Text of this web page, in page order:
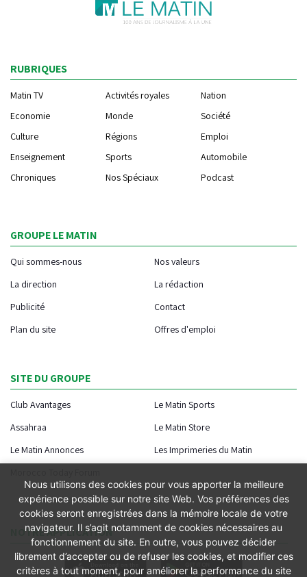
RUBRIQUES
Matin TV Activités royales
Nation
Economie
Monde
Société
Culture
Régions
Emploi
Enseignement
Sports
Automobile
Chroniques
Nos Spéciaux Podcast
GROUPE LE MATIN
Qui sommes-nous
Nos valeurs
La direction
La rédaction
Publicité
Contact
Plan du site
Offres d'emploi
SITE DU GROUPE
Club Avantages
Le Matin Sports
Assahraa
Le Matin Store
Le Matin Annonces
Les Imprimeries du Matin
NOTRE APPLICATION
Nous utilisons des cookies pour vous apporter la meilleure
expérience possible sur notre site Web. Vos préférences des
cookies seront enregistrées dans la mémoire locale de votre
navigateur. Il s’agit notamment de cookies nécessaires au
fonctionnement du site. En outre, vous pouvez décider
librement d’accepter ou de refuser les cookies, et modifier ces
critères à tout moment, pour améliorer la performance du site